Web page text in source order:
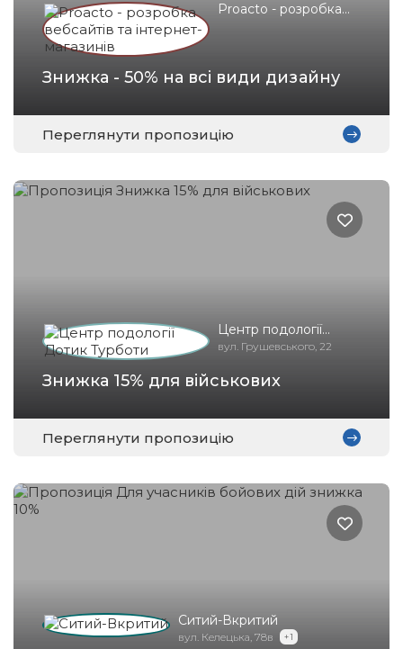
Proacto - розробка
Знижка - 50% на всі види дизайну
Переглянути пропозицію
Центр подології
Дотик Турботи
вул. Грушевського, 22
Знижка 15% для військових
Переглянути пропозицію
Ситий-Вкритий
вул. Келецька, 78в + 1